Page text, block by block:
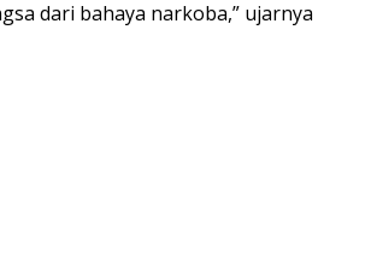
dari bahaya narkoba,” ujarnya